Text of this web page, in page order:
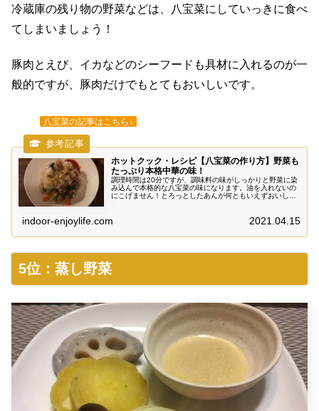
冷蔵庫の残り物の野菜などは、八宝菜にしていっきに食べ
てしまいましょう！
豚肉とえび、イカなどのシーフードも具材に入れるのが一
般的ですが、豚肉だけでもとてもおいしいです。
八宝菜の記事はこちら↓
ホットクック・レシピ【八宝菜の作り方】野菜も
たっぷり本格中華の味！
調理時間は20分ですが、調味料の味がしっかりと野菜に染
み込んで本格的な八宝菜の味になります。油を入れないの
にこげません！とろっとしたあんが何ともいえずおいしく
indoor-enjoylife.com 2021.04.15
5位：蒸し野菜